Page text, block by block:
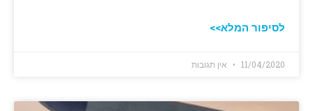
לסיפור המלא>>
11/04/2020 אין תגובות